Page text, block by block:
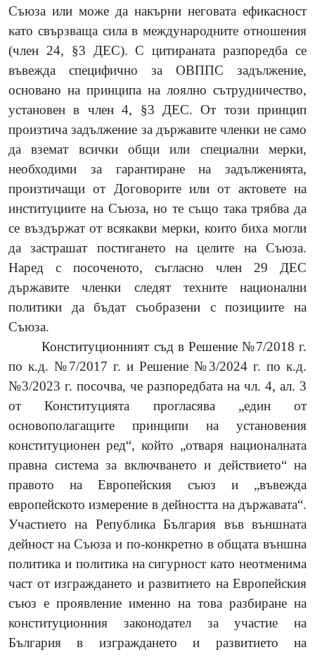
Съюза или може да накърни неговата ефикасност
като свързваща сила в международните отношения
(член 24, §3 ДЕС). С цитираната разпоредба се
въвежда специфично за ОВППС задължение,
основано на принципа на лоялно сътрудничество,
установен в член 4, §3 ДЕС. От този принцип
произтича задължение за държавите членки не само
да вземат всички общи или специални мерки,
необходими за гарантиране на задълженията,
произтичащи от Договорите или от актовете на
институциите на Съюза, но те също така трябва да
се въздържат от всякакви мерки, които биха могли
да застрашат постигането на целите на Съюза.
Наред с посоченото, съгласно член 29 ДЕС
държавите членки следят техните национални
политики да бъдат съобразени с позициите на
Съюза.
Конституционният съд в Решение №7/2018 г.
по к.д. №7/2017 г. и Решение №3/2024 г. по к.д.
№3/2023 г. посочва, че разпоредбата на чл. 4, ал. 3
от Конституцията прогласява „един от
основополагащите принципи на установения
конституционен ред“, който „отваря националната
правна система за включването и действието“ на
правото на Европейския съюз и „въвежда
европейското измерение в дейността на държавата“.
Участието на Република България във външната
дейност на Съюза и по-конкретно в общата външна
политика и политика на сигурност като неотменима
част от изграждането и развитието на Европейския
съюз е проявление именно на това разбиране на
конституционния законодател за участие на
България в изграждането и развитието на